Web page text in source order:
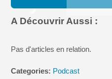
A Découvrir Aussi :
Pas d'articles en relation.
Categories: Podcast